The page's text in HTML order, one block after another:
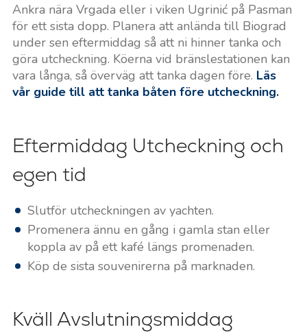
Ankra nära Vrgada eller i viken Ugrinić på Pasman
för ett sista dopp. Planera att anlända till Biograd
under sen eftermiddag så att ni hinner tanka och
göra utcheckning. Köerna vid bränslestationen kan
vara långa, så överväg att tanka dagen före. Läs
vår guide till att tanka båten före utcheckning.
Eftermiddag Utcheckning och
egen tid
Slutför utcheckningen av yachten.
Promenera ännu en gång i gamla stan eller
koppla av på ett kafé längs promenaden.
Köp de sista souvenirerna på marknaden.
Kväll Avslutningsmiddag